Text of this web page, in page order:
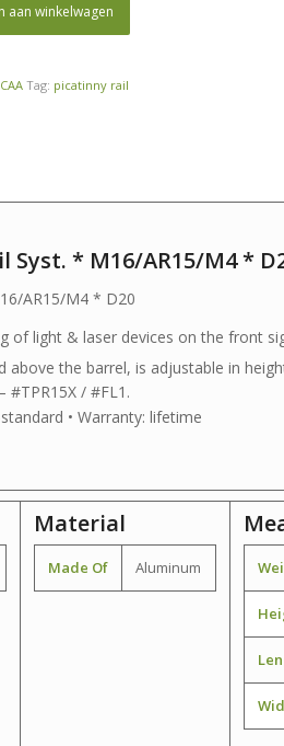
aan winkelwagen
CAA Tag: picatinny rail
Syst. * M16/AR15/M4 *
AR15/M4 * D20
of light & laser devices on the front
above the barrel, is adjustable in
#TPR15X / #FL1.
• Warranty: lifetime
Material
Made Of Aluminum